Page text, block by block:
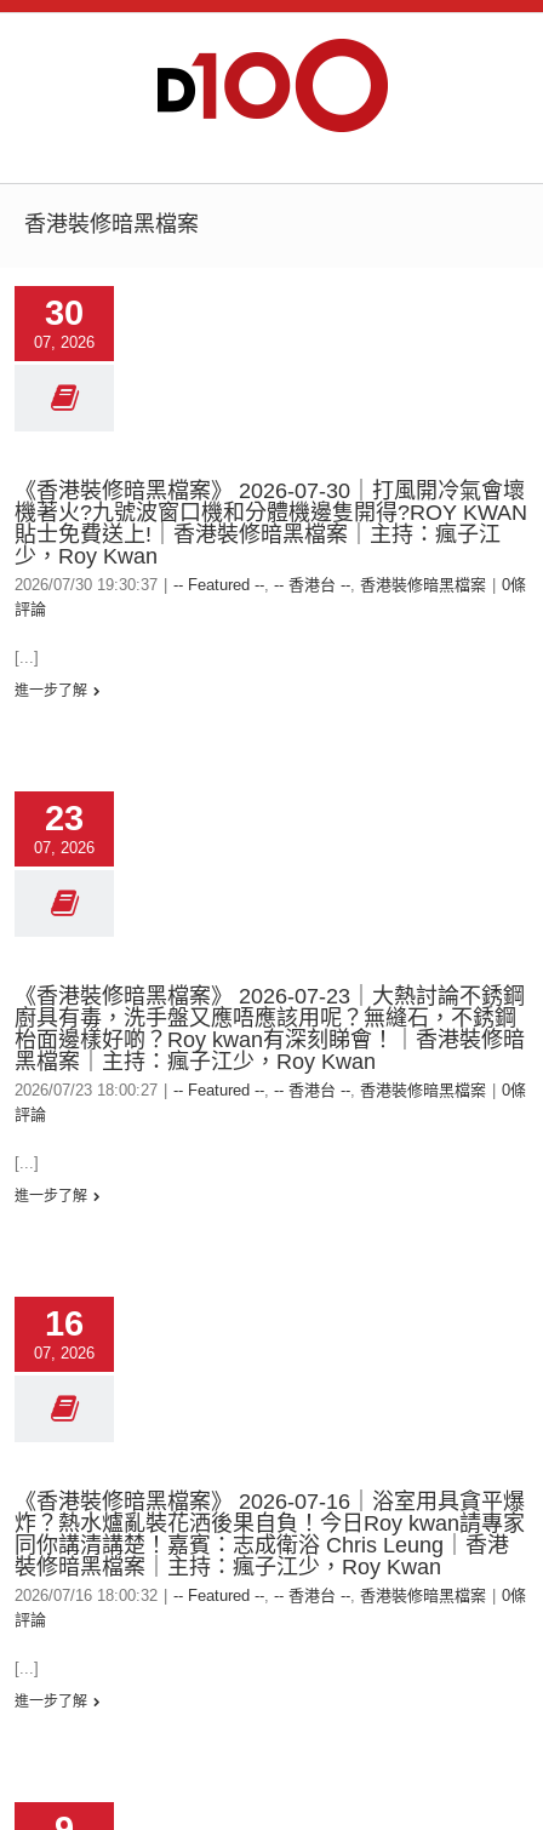
香港裝修暗黑檔案
30
07, 2026
《香港裝修暗黑檔案》 2026-07-30｜打風開冷氣會壞
機著火?九號波窗口機和分體機邊隻開得?ROY KWAN
貼士免費送上!｜香港裝修暗黑檔案｜主持：瘋子江
少，Roy Kwan
2026/07/30 19:30:37 -- Featured --, -- 香港台 --, 香港裝修暗黑檔案
0條
評論
[...]
進一步了解
23
07, 2026
《香港裝修暗黑檔案》 2026-07-23｜大熱討論不銹鋼
廚具有毒，洗手盤又應唔應該用呢？無縫石，不銹鋼
枱面邊樣好啲？Roy kwan有深刻睇會！｜香港裝修暗
黑檔案｜主持：瘋子江少，Roy Kwan
2026/07/23 18:00:27 -- Featured --, -- 香港台 --, 香港裝修暗黑檔案
0條
評論
[...]
進一步了解
16
07, 2026
《香港裝修暗黑檔案》 2026-07-16｜浴室用具貪平爆
炸？熱水爐亂裝花洒後果自負！今日Roy kwan請專家
同你講清講楚！嘉賓：志成衛浴 Chris Leung｜香港
裝修暗黑檔案｜主持：瘋子江少，Roy Kwan
2026/07/16 18:00:32 -- Featured --, -- 香港台 --, 香港裝修暗黑檔案
0條
評論
[...]
進一步了解